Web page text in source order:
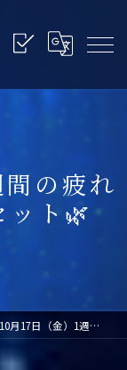
の疲れ
ト🌿
17日（金）1週間の疲れを、星空の下でリセット🌿